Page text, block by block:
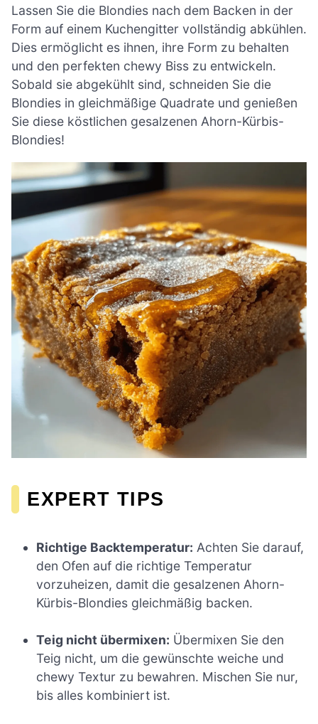
Lassen Sie die Blondies nach dem Backen in der
Form auf einem Kuchengitter vollständig abkühlen.
Dies ermöglicht es ihnen, ihre Form zu behalten
und den perfekten chewy Biss zu entwickeln.
Sobald sie abgekühlt sind, schneiden Sie die
Blondies in gleichmäßige Quadrate und genießen
Sie diese köstlichen gesalzenen Ahorn-Kürbis-
Blondies!
EXPERT TIPS
Richtige Backtemperatur: Achten Sie darauf,
den Ofen auf die richtige Temperatur
vorzuheizen, damit die gesalzenen Ahorn-
Kürbis-Blondies gleichmäßig backen.
Teig nicht übermixen: Übermixen Sie den
Teig nicht, um die gewünschte weiche und
chewy Textur zu bewahren. Mischen Sie nur,
bis alles kombiniert ist.